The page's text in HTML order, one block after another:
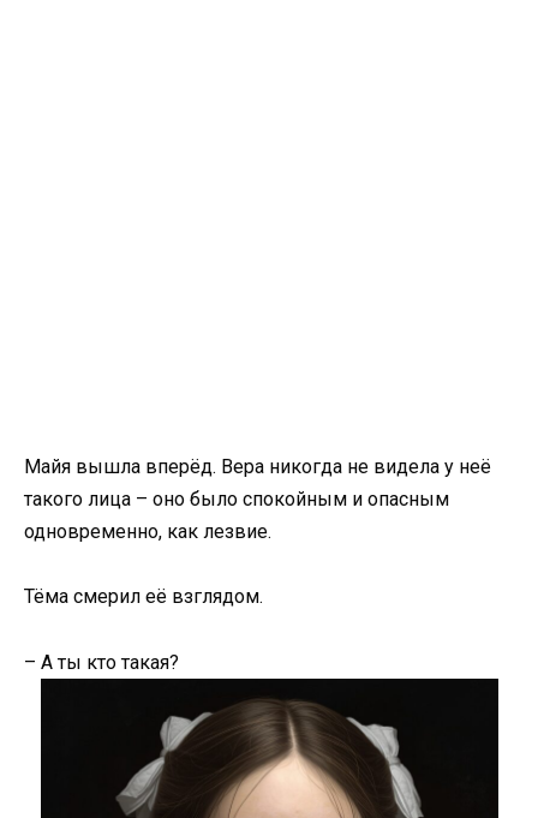
Майя вышла вперёд. Вера никогда не видела у неё
такого лица – оно было спокойным и опасным
одновременно, как лезвие.
Тёма смерил её взглядом.
– А ты кто такая?